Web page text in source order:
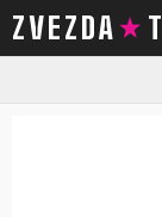
ZVEZDA